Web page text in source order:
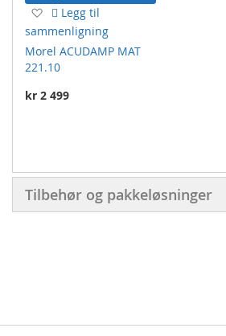
Legg
til
ønskeliste
Legg til
sammenligning
Morel ACUDAMP MAT
221.10
kr 2 499
Tilbehør og pakkeløsninger